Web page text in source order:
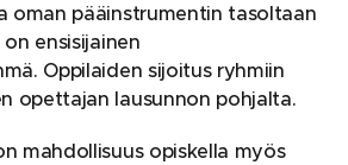
oman pääinstrumentin tasoltaan
ensisijainen
Oppilaiden sijoitus ryhmiin
opettajan lausunnon pohjalta.
mahdollisuus opiskella myös